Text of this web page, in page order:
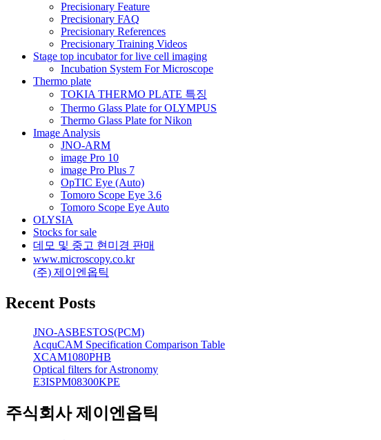
Precisionary Feature
Precisionary FAQ
Precisionary References
Precisionary Training Videos
Stage top incubator for live cell imaging
Incubation System For Microscope
Thermo plate
TOKIA THERMO PLATE 특징
Thermo Glass Plate for OLYMPUS
Thermo Glass Plate for Nikon
Image Analysis
JNO-ARM
image Pro 10
image Pro Plus 7
OpTIC Eye (Auto)
Tomoro Scope Eye 3.6
Tomoro Scope Eye Auto
OLYSIA
Stocks for sale
데모 및 중고 현미경 판매
www.microscopy.co.kr
(주) 제이엔옵틱
Recent Posts
JNO-ASBESTOS(PCM)
AcquCAM Specification Comparison Table
XCAM1080PHB
Optical filters for Astronomy
E3ISPM08300KPE
주식회사 제이엔옵틱